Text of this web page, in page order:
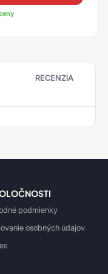
RECENZIA
podmienky
osobných údajov